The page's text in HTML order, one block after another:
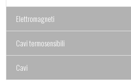
Elettromagneti
Cavi termosensibili
Cavi